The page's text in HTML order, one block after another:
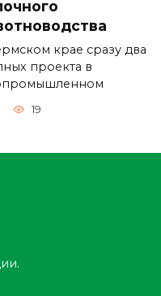
крае сразу два
проекта в
19